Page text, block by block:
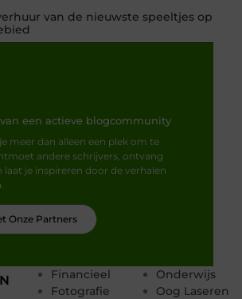
Financieel
Fotografie
Onderwijs
Oog Laseren
van de nieuwste speeltjes op
een actieve blogcommunity
meer dan alleen een plek om te
andere schrijvers, ontvang
laat je inspireren door de verhalen
Onze Partners